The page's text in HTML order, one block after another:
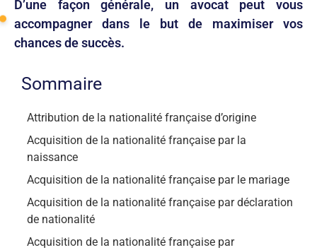
D’une façon générale, un avocat peut vous
accompagner dans le but de maximiser vos
chances de succès.
Sommaire
Attribution de la nationalité française d’origine
Acquisition de la nationalité française par la
naissance
Acquisition de la nationalité française par le mariage
Acquisition de la nationalité française par déclaration
de nationalité
Acquisition de la nationalité française par